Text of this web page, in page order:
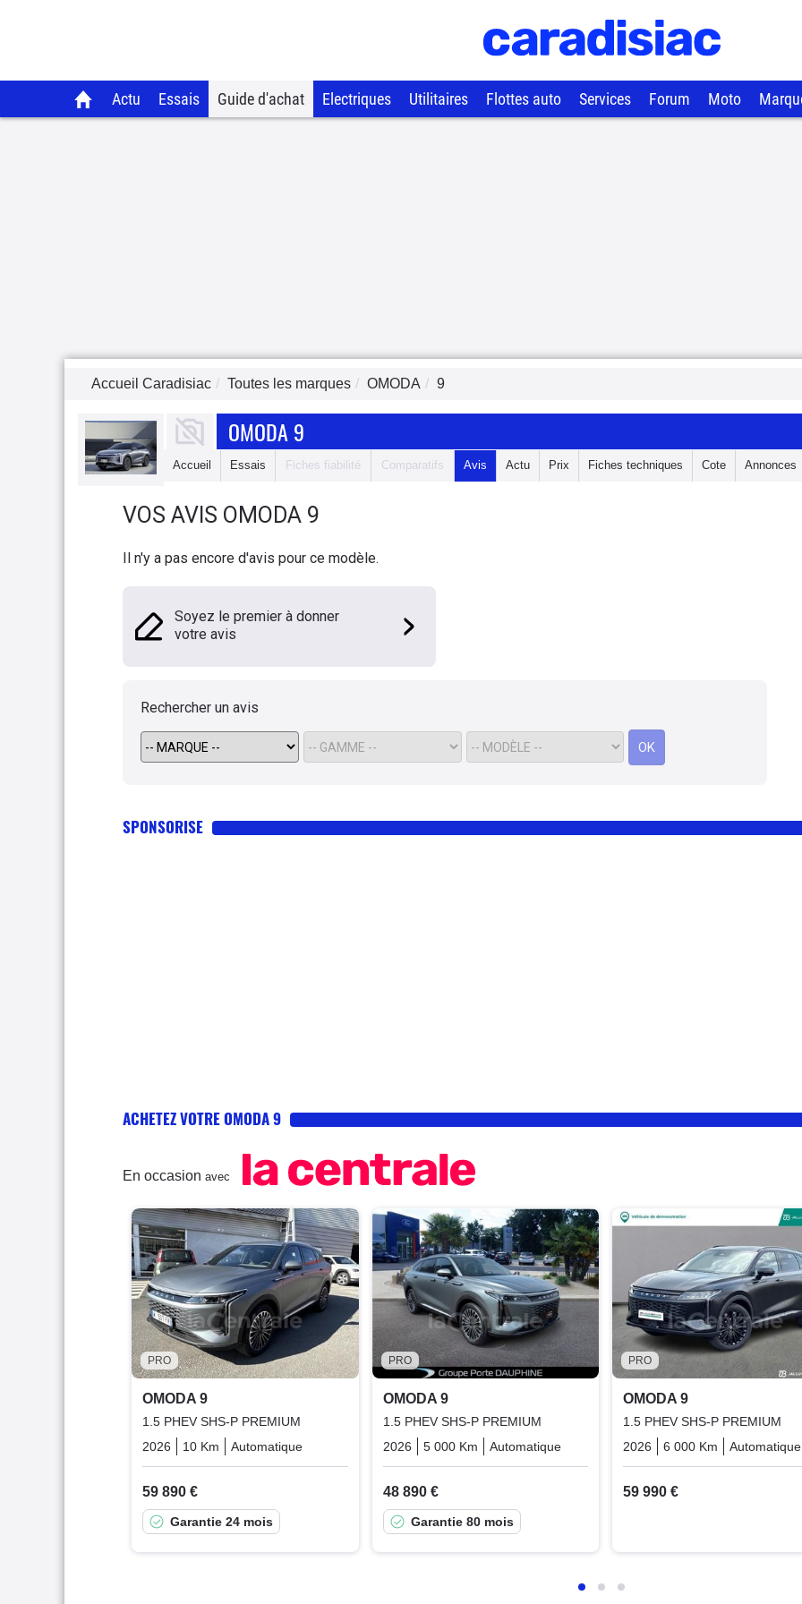
Actu Essais Guide d'achat Electriques Utilitaires Flottes auto Services Forum Moto
Accueil Caradisiac Toutes les marques OMODA 9
OMODA 9
Accueil Essais Fiches fiabilité Comparatifs Avis Actu Prix Fiches techniques Cote Annonces
VOS AVIS OMODA 9
Il n'y a pas encore d'avis pour ce modèle.
Soyez le premier à donner
votre avis
Rechercher un avis
OK
SPONSORISE
ACHETEZ VOTRE OMODA 9
En occasion avec
PRO
OMODA 9
1.5 PHEV SHS-P PREMIUM
2026
10 Km Automatique Plugin_hybrid_essence_electric
59 890 €
Garantie 24 mois
PRO
OMODA 9
1.5 PHEV SHS-P PREMIUM
2026
5 000 Km Automatique Plugin_hybrid_essence_electric
48 890 €
Garantie 80 mois
PRO
OMODA 9
1.5 PHEV SHS-P PREMIUM
2026
6 000 Km Automatique
59 990 €